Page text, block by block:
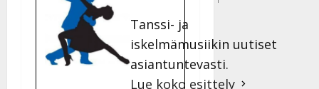
Tanssi- ja
iskelmämusiikin uutiset
asiantuntevasti.
Lue koko esittely